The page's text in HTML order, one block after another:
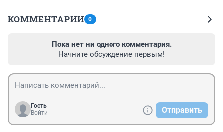
КОММЕНТАРИИ 0
Пока нет ни одного комментария.
Начните обсуждение первым!
Гость
Войти
Отправить